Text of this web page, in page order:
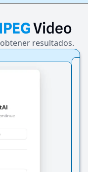
Video
resultados.